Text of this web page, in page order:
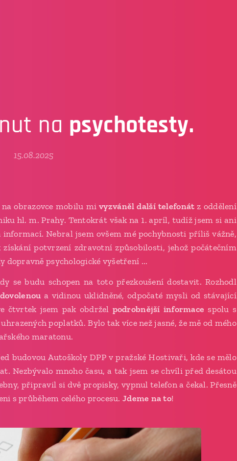
na psychotesty.
15.08.2025
na obrazovce mobilu mivyzváněl další telefonát z oddělení
hl. m. Prahy. Tentokrát však na 1. apríl, tudíž jsem si ani
Nebral jsem ovšem mé pochybnosti příliš vážně,
potvrzení zdravotní způsobilosti, jehož počátečním
dopravně psychologické vyšetření ...
se budu schopen na toto přezkoušení dostavit. Rozhodl
a vidinou uklidněné, odpočaté mysli od stávající
čtvrtek jsem pak obdržel podrobnější informace spolu s
poplatků. Bylo tak více než jasné, že mě od mého
maratonu.
budovou Autoškoly DPP v pražské Hostivaři, kde se mělo
Nezbývalo mnoho času, a tak jsem se chvíli před desátou
připravil si dvě propisky, vypnul telefon a čekal. Přesně
s průběhem celého procesu. Jdeme na to!